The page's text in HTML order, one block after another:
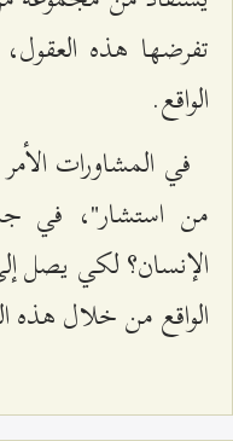
تفرضها هذه
الواقع.
في المشاورات
من استشار"، في
الإنسان؟ لكي يصل
الواقع من خلال هذه